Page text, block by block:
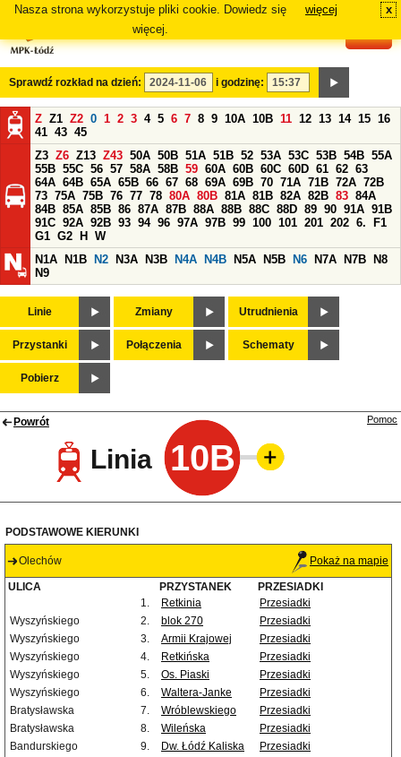
Nasza strona wykorzystuje pliki cookie. Dowiedz się
więcej.
więcej x
Sprawdź rozkład na dzień: i godzinę:
Z Z1 Z2 0 1 2 3 4 5 6 7 8 9 10A 10B 11 12 13 14 15 16
41 43 45
Z3 Z6 Z13 Z43 50A 50B 51A 51B 52 53A 53C 53B 54B 55A
55B 55C 56 57 58A 58B 59 60A 60B 60C 60D 61 62 63
64A 64B 65A 65B 66 67 68 69A 69B 70 71A 71B 72A 72B
73 75A 75B 76 77 78 80A 80B 81A 81B 82A 82B 83 84A
84B 85A 85B 86 87A 87B 88A 88B 88C 88D 89 90 91A 91B
91C 92A 92B 93 94 96 97A 97B 99 100 101 201 202 6.
F1
G1 G2 H
W
N1A
N1B N2 N3A N3B N4A N4B N5A N5B N6 N7A N7B
N8
N9
Linie Zmiany Utrudnienia
Przystanki Połączenia Schematy
Pobierz
Powrót
Linia 10B
Pomoc
PODSTAWOWE KIERUNKI
Olechów Pokaż na mapie
ULICA PRZYSTANEK
PRZESIADKI
1.
Retkinia
Przesiadki
Wyszyńskiego
2. blok 270
Przesiadki
Wyszyńskiego
3. Armii Krajowej
Przesiadki
Wyszyńskiego
4. Retkińska
Przesiadki
Wyszyńskiego
5. Os. Piaski
Przesiadki
Wyszyńskiego
6. Waltera-Janke
Przesiadki
Bratysławska
7. Wróblewskiego
Przesiadki
Bratysławska
8. Wileńska
Przesiadki
Bandurskiego
9. Dw. Łódź Kaliska
Przesiadki